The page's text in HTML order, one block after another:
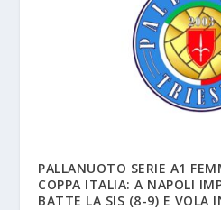
PALLANUOTO SERIE A1
COPPA ITALIA: A NAPOLI
BATTE LA SIS (8-9) E VOLA